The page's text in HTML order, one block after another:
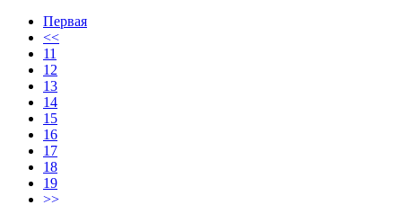
Первая
<<
11
12
13
14
15
16
17
18
19
>>